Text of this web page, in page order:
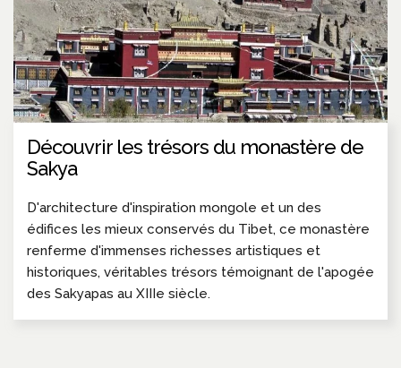
Découvrir les trésors du monastère de
Sakya
D'architecture d'inspiration mongole et un des
édifices les mieux conservés du Tibet, ce monastère
renferme d'immenses richesses artistiques et
historiques, véritables trésors témoignant de l'apogée
des Sakyapas au XIIIe siècle.